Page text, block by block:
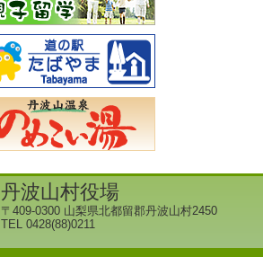
丹波山村役場
〒409-0300 山梨県北都留郡丹波山村2450
TEL 0428(88)0211